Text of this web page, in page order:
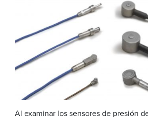
Al examinar los sensores de presión